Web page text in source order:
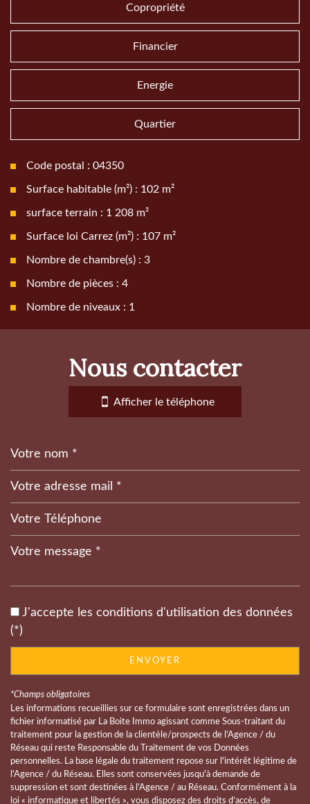
Copropriété
Financier
Energie
Quartier
Code postal : 04350
Surface habitable (m²) : 102 m²
surface terrain : 1 208 m²
Surface loi Carrez (m²) : 107 m²
Nombre de chambre(s) : 3
Nombre de pièces : 4
Nombre de niveaux : 1
la ville de malijai (04350)
École maternelle
École primaire
statistiques
Nombre d'habitants
Propriétaires (vs. locataires) 57,81 %
Taxe habitation 8,65 %
nous contacter
Afficher le téléphone
J'accepte les conditions d'utilisation des données
(*)
ENVOYER
*Champs obligatoires
Les informations recueillies sur ce formulaire sont enregistrées dans un
fichier informatisé par La Boite Immo agissant comme Sous-traitant du
traitement pour la gestion de la clientèle/prospects de l'Agence / du
Réseau qui reste Responsable du Traitement de vos Données
personnelles. La base légale du traitement repose sur l'intérêt légitime de
l'Agence / du Réseau. Elles sont conservées jusqu'à demande de
suppression et sont destinées à l'Agence / au Réseau. Conformément à la
loi « informatique et libertés », vous disposez des droits d’accès, de